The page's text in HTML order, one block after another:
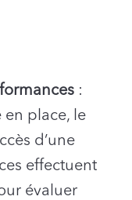
:
place, le
d’une
effectuent
évaluer